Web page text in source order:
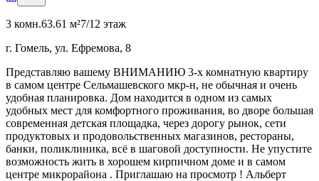
3 комн.63.61 м²7/12 этаж
г. Гомель, ул. Ефремова, 8
Представляю вашему ВНИМАНИЮ 3-х комнатную квартиру
в самом центре Сельмашевского мкр-н, не обычная и очень
удобная планировка. Дом находится в одном из самых
удобных мест для комфортного проживания, во дворе большая
современная детская площадка, через дорогу рынок, сети
продуктовых и продовольственных магазинов, рестораны,
банки, поликлиника, всё в шаговой доступности. Не упустите
возможность жить в хорошем кирпичном доме и в самом
центре микрорайона . Приглашаю на просмотр ! Альберт